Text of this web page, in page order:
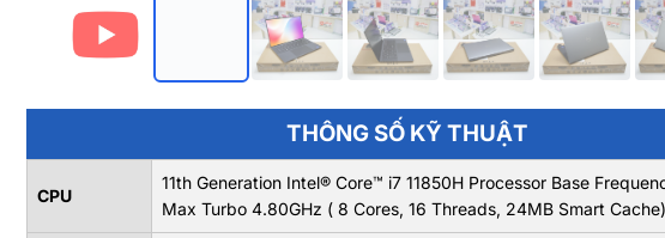
THÔNG SỐ KỸ THUẬT
CPU
11th Generation Intel® Core™ i7 11850H Processor Base
Max Turbo 4.80GHz ( 8 Cores, 16 Threads, 24MB Smart Cache)